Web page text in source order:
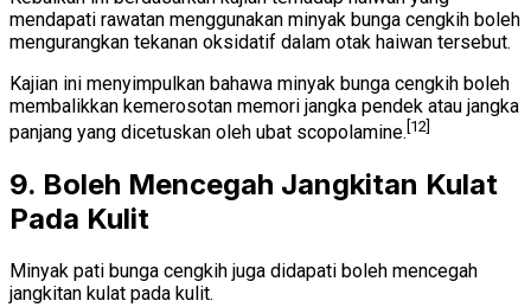
mendapati rawatan menggunakan minyak bunga cengkih boleh
mengurangkan tekanan oksidatif dalam otak haiwan tersebut.
Kajian ini menyimpulkan bahawa minyak bunga cengkih boleh
membalikkan kemerosotan memori jangka pendek atau jangka
panjang yang dicetuskan oleh ubat scopolamine. [12]
9. Boleh Mencegah Jangkitan Kulat
Pada Kulit
Minyak pati bunga cengkih juga didapati boleh mencegah
jangkitan kulat pada kulit.